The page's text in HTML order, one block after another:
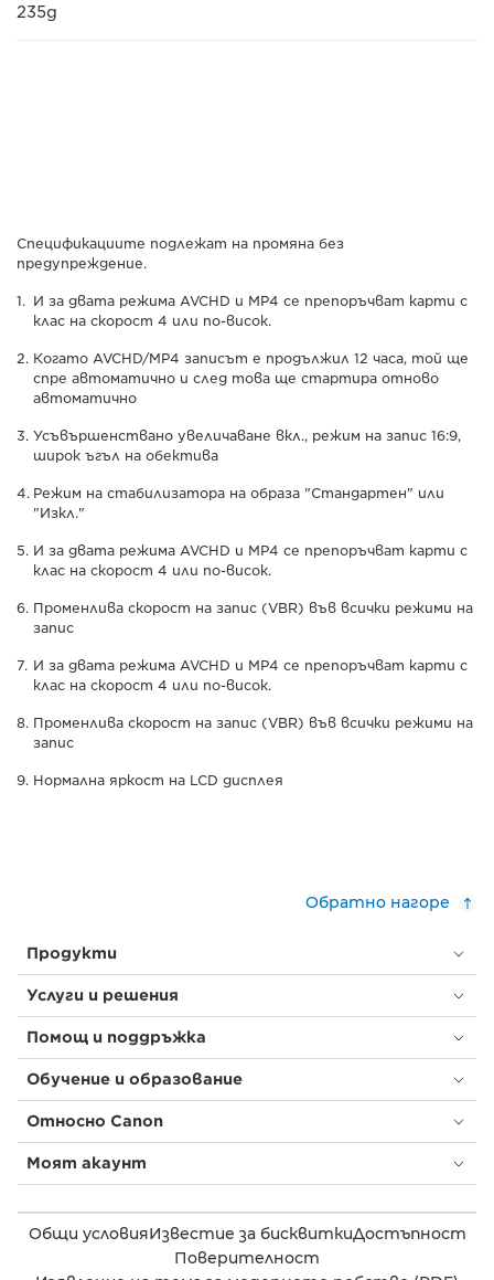
235g
Спецификациите подлежат на промяна без
предупреждение.
И за двата режима AVCHD и MP4 се препоръчват карти с
клас на скорост 4 или по-висок.
Когато AVCHD/MP4 записът е продължил 12 часа, той ще
спре автоматично и след това ще стартира отново
автоматично
Усъвършенствано увеличаване вкл., режим на запис 16:9,
широк ъгъл на обектива
Режим на стабилизатора на образа "Стандартен" или
"Изкл."
И за двата режима AVCHD и MP4 се препоръчват карти с
клас на скорост 4 или по-висок.
Променлива скорост на запис (VBR) във всички режими на
запис
И за двата режима AVCHD и MP4 се препоръчват карти с
клас на скорост 4 или по-висок.
Променлива скорост на запис (VBR) във всички режими на
запис
Нормална яркост на LCD дисплея
Обратно нагоре
Продукти
Услуги и решения
Помощ и поддръжка
Обучение и образование
Относно Canon
Моят акаунт
Общи условияИзвестие за бисквиткиДостъпност
Поверителност